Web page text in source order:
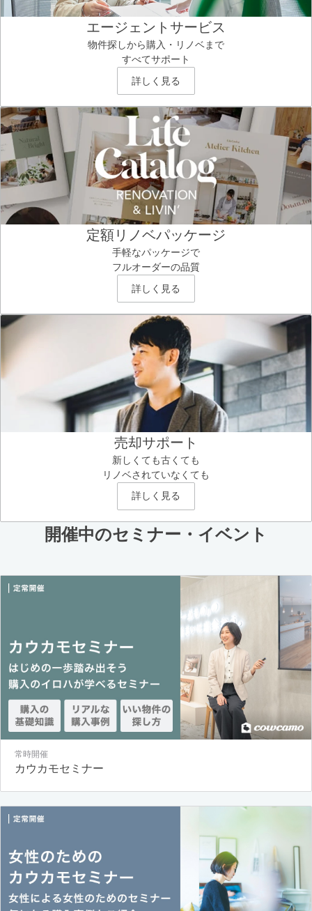
エージェントサービス
物件探しから購入・リノベまで
すべてサポート
詳しく見る
定額リノベパッケージ
手軽なパッケージで
フルオーダーの品質
詳しく見る
売却サポート
新しくても古くても
リノベされていなくても
詳しく見る
開催中のセミナー・イベント
常時開催
カウカモセミナー